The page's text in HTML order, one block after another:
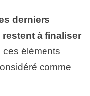
derniers
à finaliser
ces éléments
comme